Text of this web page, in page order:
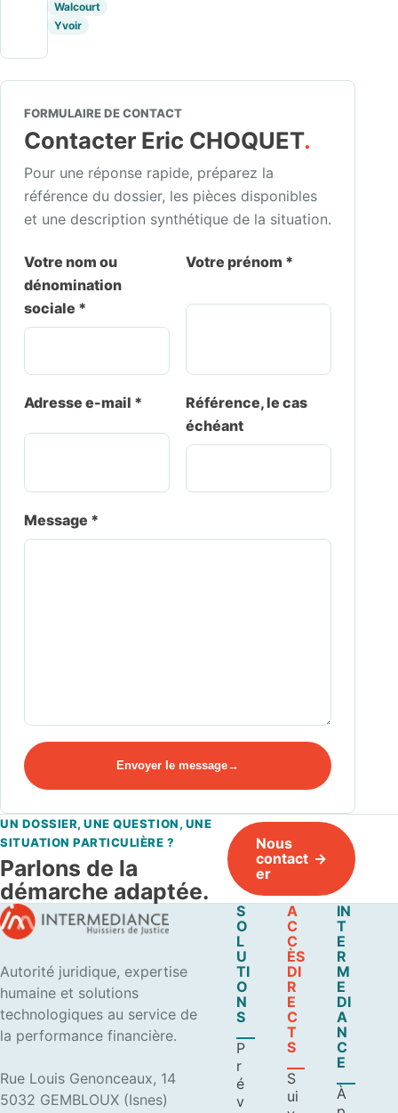
Walcourt
Yvoir
FORMULAIRE DE CONTACT
Contacter Eric CHOQUET.
Pour une réponse rapide, préparez la
référence du dossier, les pièces disponibles
et une description synthétique de la situation.
Votre nom ou
dénomination
sociale *
Votre prénom *
Adresse e-mail *
Référence, le cas
échéant
Message *
Envoyer le message
UN DOSSIER, UNE QUESTION, UNE
SITUATION PARTICULIÈRE ?
Parlons de la
démarche adaptée.
Nous
contact
er
Autorité juridique, expertise
humaine et solutions
technologiques au service de
la performance financière.
Rue Louis Genonceaux, 14
5032 GEMBLOUX (Isnes)
S
O
L
U
TI
O
N
S
P
r
é
v
A
C
C
ÈS
DI
R
E
C
T
S
S
ui
IN
T
E
R
M
E
DI
A
N
C
E
À